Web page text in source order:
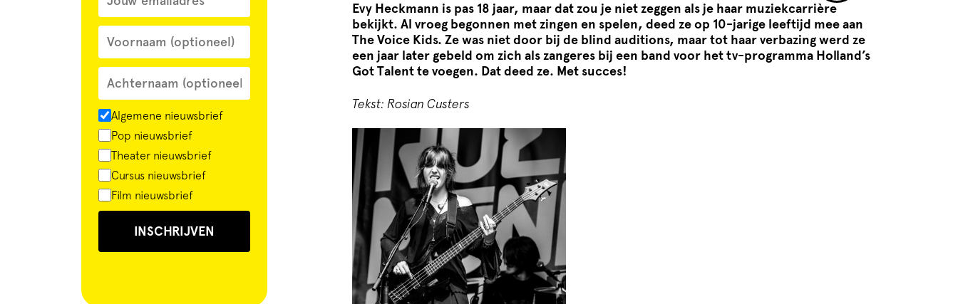
Algemene nieuwsbrief
Pop nieuwsbrief
Theater nieuwsbrief
Cursus nieuwsbrief
Film nieuwsbrief
INSCHRIJVEN
Evy Heckmann is pas 18 jaar, maar dat zou je niet zeggen als je haar muziekcarrière
bekijkt. Al vroeg begonnen met zingen en spelen, deed ze op 10-jarige leeftijd mee aan
The Voice Kids. Ze was niet door bij de blind auditions, maar tot haar verbazing werd ze
een jaar later gebeld om zich als zangeres bij een band voor het tv-programma Holland’s
Got Talent te voegen. Dat deed ze. Met succes!
Tekst: Rosian Custers